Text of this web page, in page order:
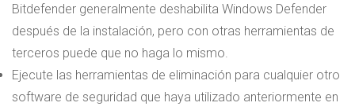
Bitdefender generalmente deshabilita Windows Defender
después de la instalación, pero con otras herramientas de
terceros puede que no haga lo mismo.
Ejecute las herramientas de eliminación para cualquier otro
software de seguridad que haya utilizado anteriormente en